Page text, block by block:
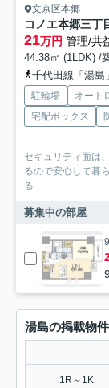
文京区本郷
コノエ本郷三丁
21万円 管理/共
44.38㎡ (1LDK) /
千代田線「湯島
駐輪場 オート
宅配ボックス
セキュリティ面は
るので安心して暮
る
募集中の部屋
湯島の掲載物
1R～1K